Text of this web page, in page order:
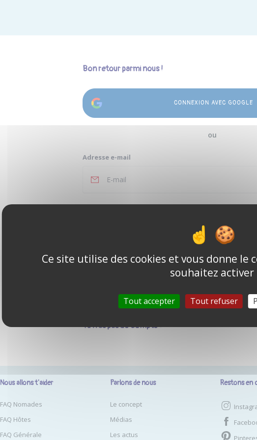
Bon retour parmi nous !
CONNEXION AVEC GOOGLE
ou
Adresse e-mail
CONNEXION
Tu n'as pas de compte ?
Nous allons t'aider
FAQ Nomades
FAQ Hôtes
FAQ Générale
Parlons de nous
Le concept
Médias
Les actus
Restons
Ce site utilise des cookies et vous donne le
souhaitez activer
Tout accepter Tout refuser